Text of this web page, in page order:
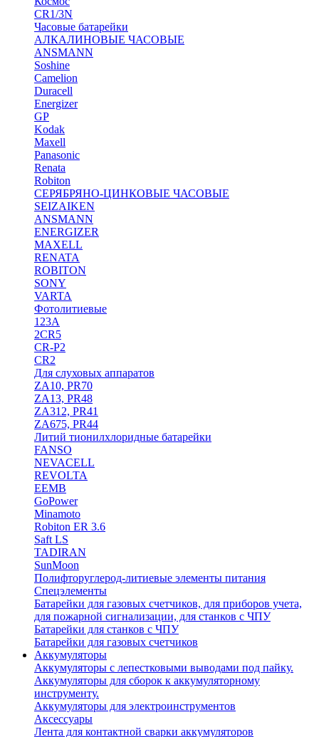
CR1/3N
Часовые батарейки
АЛКАЛИНОВЫЕ ЧАСОВЫЕ
ANSMANN
Soshine
Camelion
Duracell
Energizer
GP
Kodak
Maxell
Panasonic
Renata
Robiton
СЕРЯБРЯНО-ЦИНКОВЫЕ ЧАСОВЫЕ
SEIZAIKEN
ANSMANN
ENERGIZER
MAXELL
RENATA
ROBITON
SONY
VARTA
Фотолитиевые
123A
2CR5
CR-P2
CR2
Для слуховых аппаратов
ZA10, PR70
ZA13, PR48
ZA312, PR41
ZA675, PR44
Литий тионилхлоридные батарейки
FANSO
NEVACELL
REVOLTA
EEMB
GoPower
Minamoto
Robiton ER 3.6
Saft LS
TADIRAN
SunMoon
Полифторуглерод-литиевые элементы питания
Спецэлементы
Батарейки для газовых счетчиков, для приборов учета,
для пожарной сигнализации, для станков с ЧПУ
Батарейки для станков с ЧПУ
Батарейки для газовых счетчиков
Аккумуляторы
Аккумуляторы с лепестковыми выводами под пайку.
Аккумуляторы для сборок к аккумуляторному
инструменту.
Аккумуляторы для электроинструментов
Аксессуары
Лента для контактной сварки аккумуляторов